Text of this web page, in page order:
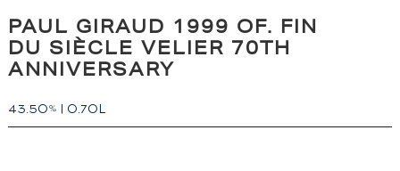
PAUL GIRAUD 1999 OF. FIN
DU SIÈCLE VELIER 70TH
ANNIVERSARY
43.50% | 0.70L